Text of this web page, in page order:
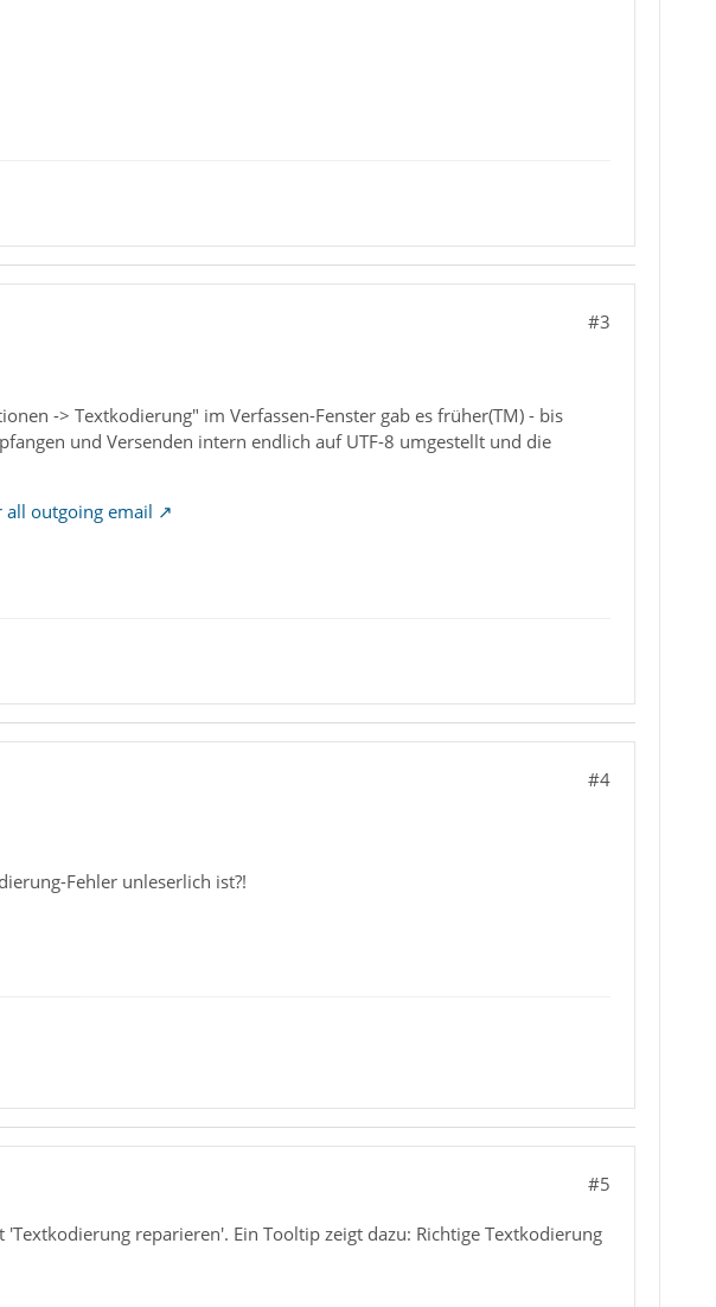
#3
-> Textkodierung" im Verfassen-Fenster gab es früher(TM) - bis
und Versenden intern endlich auf UTF-8 umgestellt und die
all outgoing email
#4
Fehler unleserlich ist?!
#5
reparieren'. Ein Tooltip zeigt dazu: Richtige Textkodierung